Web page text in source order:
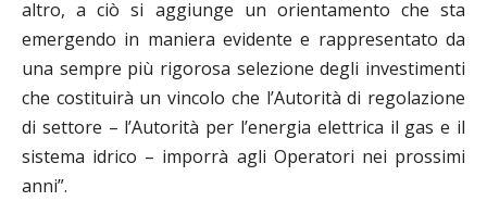
altro, a ciò si aggiunge un orientamento che sta
emergendo in maniera evidente e rappresentato da
una sempre più rigorosa selezione degli investimenti
che costituirà un vincolo che l’Autorità di regolazione
di settore – l’Autorità per l’energia elettrica il gas e il
sistema idrico – imporrà agli Operatori nei prossimi
anni”.